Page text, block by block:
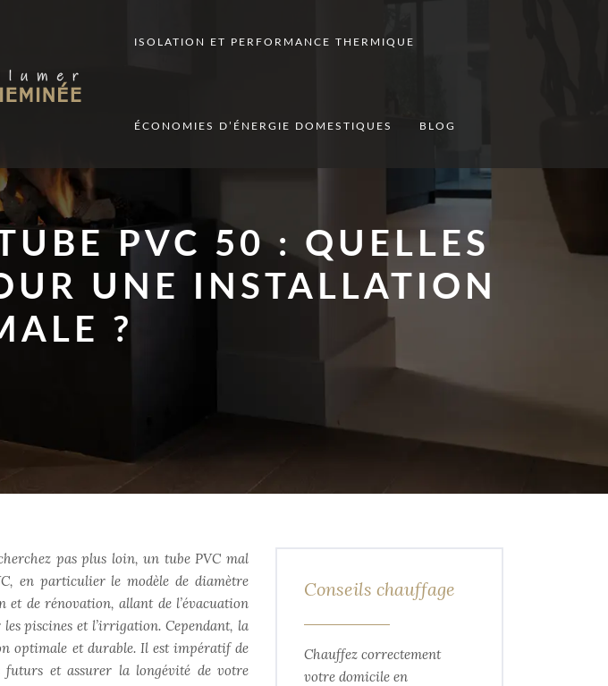
ISOLATION ET PERFORMANCE THERMIQUE
ÉCONOMIES D’ÉNERGIE DOMESTIQUES BLOG
PVC 50 : QUELLES
UNE INSTALLATION
?
pas plus loin, un tube PVC mal
en particulier le modèle de diamètre
de rénovation, allant de l’évacuation
piscines et l’irrigation. Cependant, la
optimale et durable. Il est impératif de
futurs et assurer la longévité de votre
Conseils chauffage
Chauffez correctement
votre domicile en